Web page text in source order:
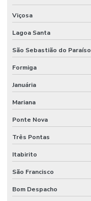
Viçosa
Lagoa Santa
São Sebastião do Paraíso
Formiga
Januária
Mariana
Ponte Nova
Três Pontas
Itabirito
São Francisco
Bom Despacho